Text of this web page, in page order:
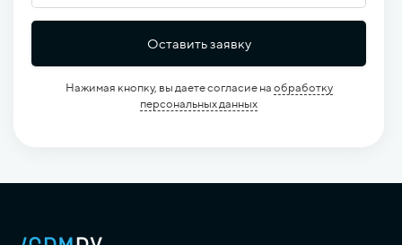
Оставить заявку
Нажимая кнопку, вы даете согласие на обработку
персональных данных